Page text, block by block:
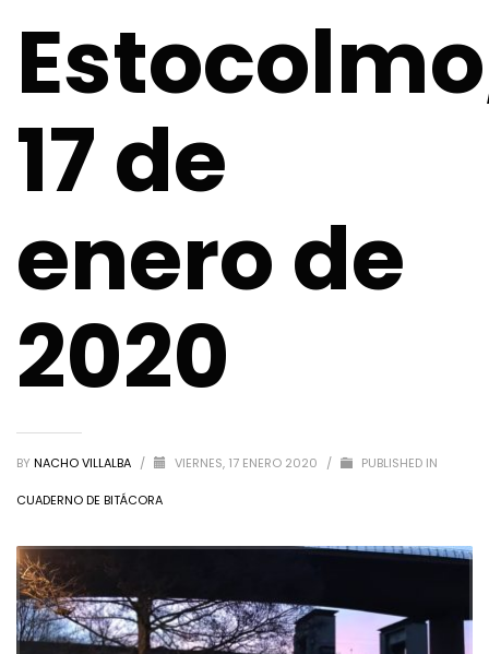
17 de
enero de
2020
BY NACHO VILLALBA / VIERNES, 17 ENERO 2020 / PUBLISHED IN
CUADERNO DE BITÁCORA